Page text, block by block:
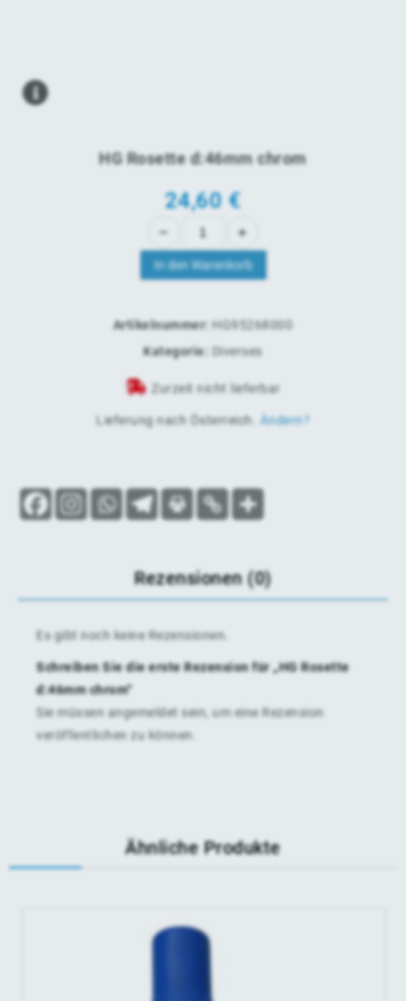
HG Rosette d:46mm chrom
24,60€
In den Warenkorb
Artikelnummer: HG95268000
Kategorie:
Diverses
Zurzeit nicht lieferbar
Lieferung nach Österreich Ändern?
Rezensionen (0)
Es gibt noch keine Rezensionen.
Schreiben Sie die erste Rezension für „HG Rosette
d:46mm chrom“
Sie müssen angemeldet sein, um eine Rezension
veröffentlichen zu können.
Ähnliche Produkte